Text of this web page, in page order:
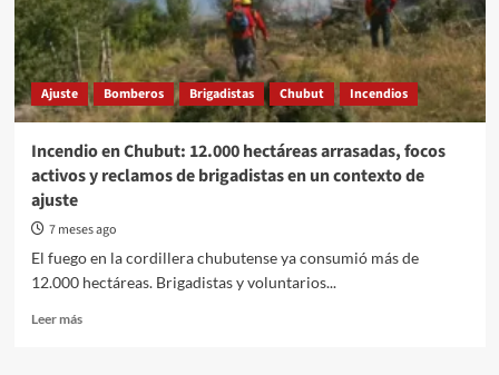
Ajuste Bomberos Brigadistas Chubut Incendios
Incendio en Chubut: 12.000 hectáreas arrasadas, focos
activos y reclamos de brigadistas en un contexto de
ajuste
7 meses ago
El fuego en la cordillera chubutense ya consumió más de
12.000 hectáreas. Brigadistas y voluntarios...
Leer másRead